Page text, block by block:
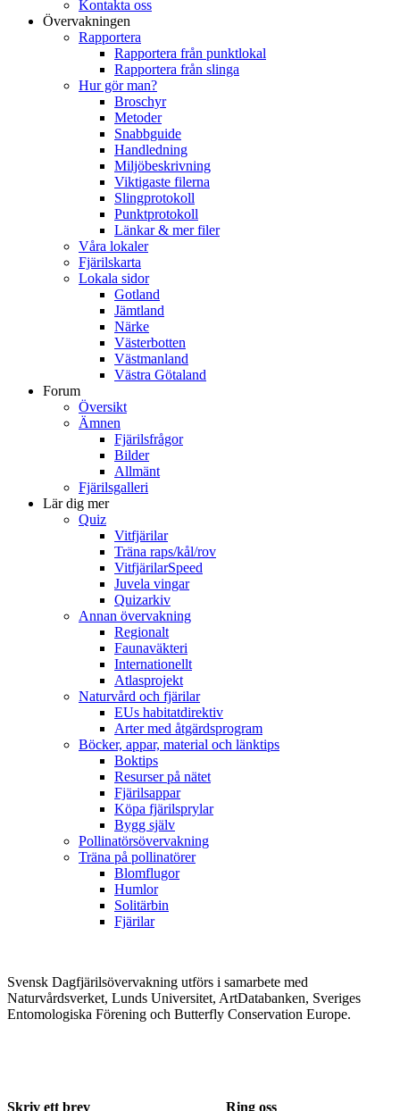
Kontakta oss
Övervakningen
Rapportera
Rapportera från punktlokal
Rapportera från slinga
Hur gör man?
Broschyr
Metoder
Snabbguide
Handledning
Miljöbeskrivning
Viktigaste filerna
Slingprotokoll
Punktprotokoll
Länkar & mer filer
Våra lokaler
Fjärilskarta
Lokala sidor
Gotland
Jämtland
Närke
Västerbotten
Västmanland
Västra Götaland
Forum
Översikt
Ämnen
Fjärilsfrågor
Bilder
Allmänt
Fjärilsgalleri
Lär dig mer
Quiz
Vitfjärilar
Träna raps/kål/rov
VitfjärilarSpeed
Juvela vingar
Quizarkiv
Annan övervakning
Regionalt
Faunaväkteri
Internationellt
Atlasprojekt
Naturvård och fjärilar
EUs habitatdirektiv
Arter med åtgärdsprogram
Böcker, appar, material och länktips
Boktips
Resurser på nätet
Fjärilsappar
Köpa fjärilsprylar
Bygg själv
Pollinatörsövervakning
Träna på pollinatörer
Blomflugor
Humlor
Solitärbin
Fjärilar
Svensk Dagfjärilsövervakning utförs i samarbete med
Naturvårdsverket, Lunds Universitet, ArtDatabanken, Sveriges
Entomologiska Förening och Butterfly Conservation Europe.
Skriv ett brev Ring oss